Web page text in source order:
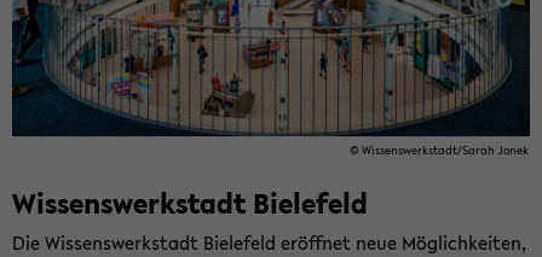
© Wis­sens­werk­stadt/Sarah Jonek
Wissenswerkstadt ­Bielefeld
Die Wis­sens­werk­stadt Bie­le­feld er­öff­net neue Mög­lich­kei­ten,